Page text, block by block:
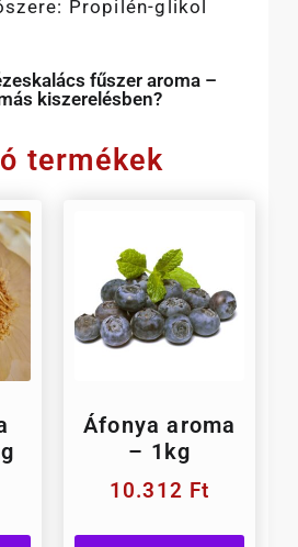
Propilén-glikol
fűszer aroma –
kiszerelésben?
termékek
Áfonya aroma
– 1kg
10.312 Ft